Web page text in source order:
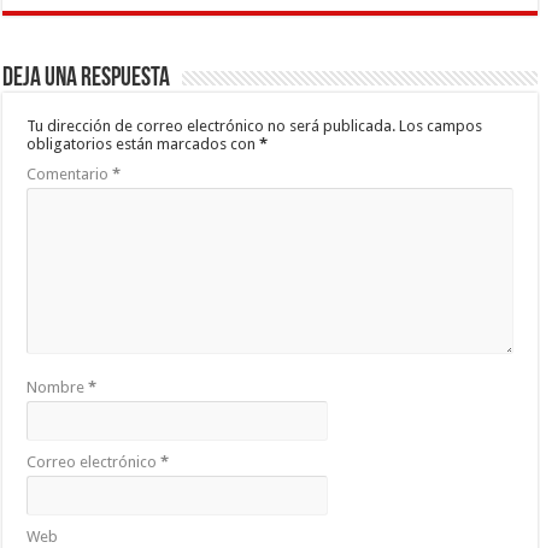
Deja una respuesta
Tu dirección de correo electrónico no será publicada. Los campos
obligatorios están marcados con*
Comentario*
Nombre*
Correo electrónico*
Web